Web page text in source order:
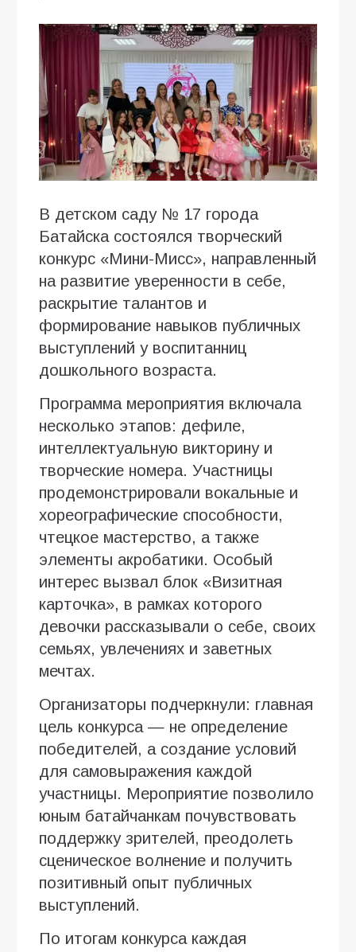
В детском саду № 17 города
Батайска состоялся творческий
конкурс «Мини-Мисс», направленный
на развитие уверенности в себе,
раскрытие талантов и
формирование навыков публичных
выступлений у воспитанниц
дошкольного возраста.
Программа мероприятия включала
несколько этапов: дефиле,
интеллектуальную викторину и
творческие номера. Участницы
продемонстрировали вокальные и
хореографические способности,
чтецкое мастерство, а также
элементы акробатики. Особый
интерес вызвал блок «Визитная
карточка», в рамках которого
девочки рассказывали о себе, своих
семьях, увлечениях и заветных
мечтах.
Организаторы подчеркнули: главная
цель конкурса — не определение
победителей, а создание условий
для самовыражения каждой
участницы. Мероприятие позволило
юным батайчанкам почувствовать
поддержку зрителей, преодолеть
сценическое волнение и получить
позитивный опыт публичных
выступлений.
По итогам конкурса каждая